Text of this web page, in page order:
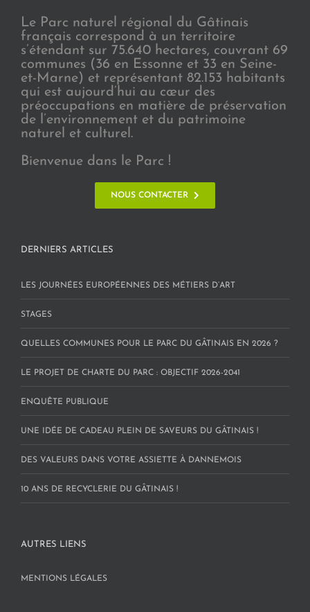
Le Parc naturel régional du Gâtinais
français correspond à un territoire
s’étendant sur 75.640 hectares, couvrant 69
communes (36 en Essonne et 33 en Seine-
et-Marne) et représentant 82.153 habitants
qui est aujourd’hui au cœur des
préoccupations en matière de préservation
de l’environnement et du patrimoine
naturel et culturel.
Bienvenue dans le Parc !
NOUS CONTACTER
DERNIERS ARTICLES
LES JOURNÉES EUROPÉENNES DES MÉTIERS D’ART
STAGES
QUELLES COMMUNES POUR LE PARC DU GÂTINAIS EN 2026 ?
LE PROJET DE CHARTE DU PARC : OBJECTIF 2026-2041
ENQUÊTE PUBLIQUE
UNE IDÉE DE CADEAU PLEIN DE SAVEURS DU GÂTINAIS !
DES VALEURS DANS VOTRE ASSIETTE À DANNEMOIS
10 ANS DE RECYCLERIE DU GÂTINAIS !
AUTRES LIENS
MENTIONS LÉGALES